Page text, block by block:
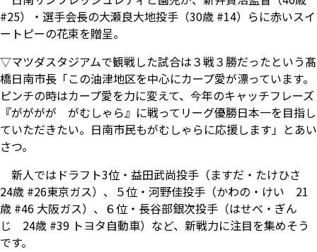
#25）・選手会長の大瀬良大地投手（30歳 #14）らに赤いスイ
ートピーの花束を贈呈。
▽マツダスタジアムで観戦した試合は３戦３勝だったという髙
橋日南市長「この油津地区を中心にカープ愛が漂っています。
ピンチの時はカープ愛を力に変えて、今年のキャッチフレーズ
『がががが がむしゃら』に戦ってリーグ優勝日本一を目指し
ていただきたい。日南市民もがむしゃらに応援します」とあい
さつ。
新人ではドラフト3位・益田武尚投手（ますだ・たけひさ
24歳 #26東京ガス）、５位・河野佳投手（かわの・けい 21
歳 #46 大阪ガス）、６位・長谷部銀次投手（はせべ・ぎん
じ 24歳 #39 トヨタ自動車）など、新戦力に注目を集めそう
です。